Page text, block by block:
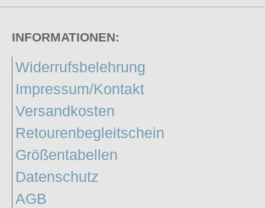
INFORMATIONEN:
Widerrufsbelehrung
Impressum/Kontakt
Versandkosten
Retourenbegleitschein
Größentabellen
Datenschutz
AGB